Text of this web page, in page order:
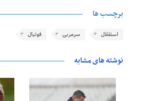
برچسب ها
استقلال سرمربی فوتبال
نوشته های مشابه
24 فوریه 2026